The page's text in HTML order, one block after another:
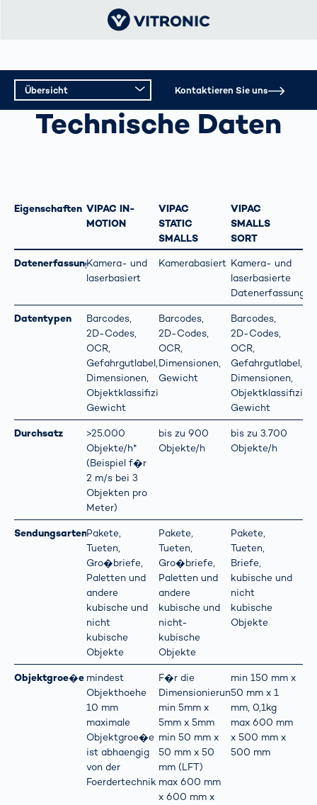
SENDUNGSSORTIERUNG
Technische Daten
Übersicht
Übersicht
Kontaktieren Sie uns
Eigenschaften VIPAC IN-
MOTION
VIPAC
STATIC
SMALLS
VIPAC
SMALLS
SORT
DatenerfassungKamera- und
laserbasiert
Kamerabasiert Kamera- und
laserbasierte
Datenerfassung
Datentypen
Barcodes,
2D-Codes,
OCR,
Gefahrgutlabel,
Dimensionen,
Objektklassifizierung,
Gewicht
Barcodes,
2D-Codes,
OCR,
Dimensionen,
Gewicht
Barcodes,
2D-Codes,
OCR,
Gefahrgutlabel,
Dimensionen,
Gewicht
Durchsatz
>25.000
Objekte/h*
(Beispiel f�r
2 m/s bei 3
Objekten pro
Meter)
bis zu 900
Objekte/h
bis zu 3.700
Objekte/h
SendungsartenPakete,
Tueten,
Gro�briefe,
Paletten und
andere
kubische und
nicht
kubische
Objekte
Pakete,
Tueten,
Gro�briefe,
Paletten und
andere
kubische und
nicht-
kubische
Objekte
Pakete,
Tueten,
Briefe,
kubische und
nicht
kubische
Objekte
Objektgroe�e mindest
Objekthoehe
10 mm
maximale
Objektgroe�e
ist abhaengig
von der
Foerdertechnik
F�r die
Dimensionierung:
min 5mm x
5mm x 5mm
min 50 mm x
50 mm x 50
mm (LFT)
max 600 mm
x 600 mm x
min 150 mm x
50 mm x 1
mm, 0,1kg
max 600 mm
x 500 mm x
500 mm